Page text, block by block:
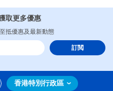
取更多優惠
抵優惠及最新動態
訂閲
香港特別行政區